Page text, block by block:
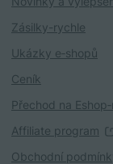
Zásilky-rychle
Ukázky e‑shopů
Ceník
Přechod na
Affiliate program
Obchodní